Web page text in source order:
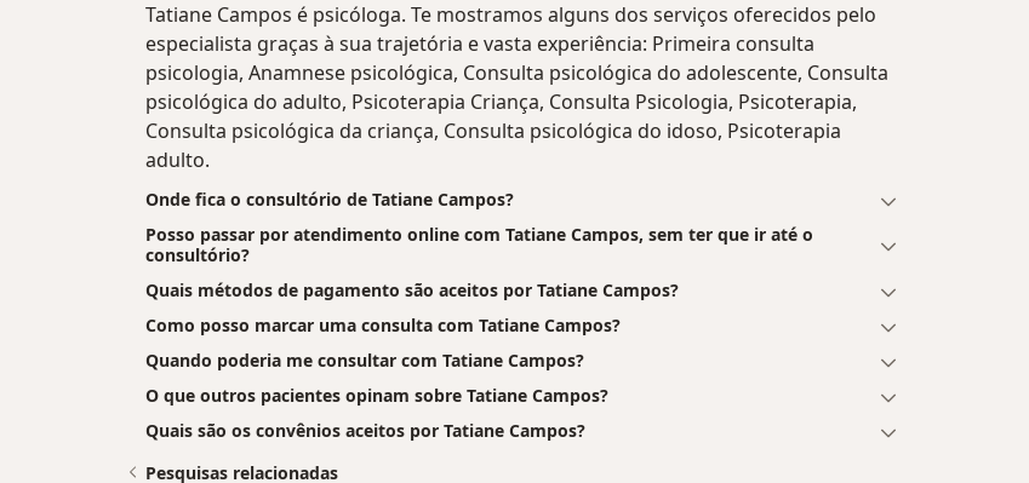
Tatiane Campos é psicóloga. Te mostramos alguns dos serviços oferecidos pelo
especialista graças à sua trajetória e vasta experiência: Primeira consulta
psicologia, Anamnese psicológica, Consulta psicológica do adolescente, Consulta
psicológica do adulto, Psicoterapia Criança, Consulta Psicologia, Psicoterapia,
Consulta psicológica da criança, Consulta psicológica do idoso, Psicoterapia
adulto.
Onde fica o consultório de Tatiane Campos?
Posso passar por atendimento online com Tatiane Campos, sem ter que ir até o
consultório?
Quais métodos de pagamento são aceitos por Tatiane Campos?
Como posso marcar uma consulta com Tatiane Campos?
Quando poderia me consultar com Tatiane Campos?
O que outros pacientes opinam sobre Tatiane Campos?
Quais são os convênios aceitos por Tatiane Campos?
Pesquisas relacionadas